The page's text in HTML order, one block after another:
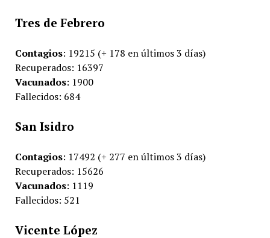
Tres de Febrero
Contagios: 19215 (+ 178 en últimos 3 días)
Recuperados: 16397
Vacunados: 1900
Fallecidos: 684
San Isidro
Contagios: 17492 (+ 277 en últimos 3 días)
Recuperados: 15626
Vacunados: 1119
Fallecidos: 521
Vicente López